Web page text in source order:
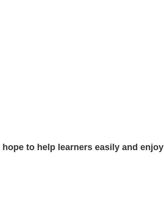
to help learners easily and enjoy